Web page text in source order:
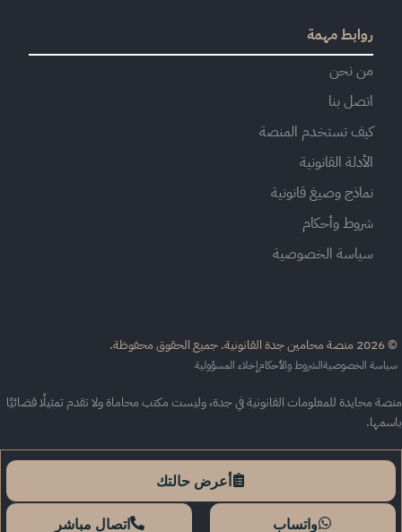
روابط مهمة
من نحن
اتصل بنا
كيف تستخدم المنصة
الأدلة القانونية
نماذج وصيغ قانونية
شروط وأحكام
سياسة الخصوصية
الحقوق محفوظة.
الخصوصيةالشروط والأحكامإخلاء المسؤولية
محايدة للمعلومات القانونية في جدة، وليست مكتب محاماة ولا تقدم تمثيلًا قضائيًا
أعرض حالتك
واتساب اتصال مباشر